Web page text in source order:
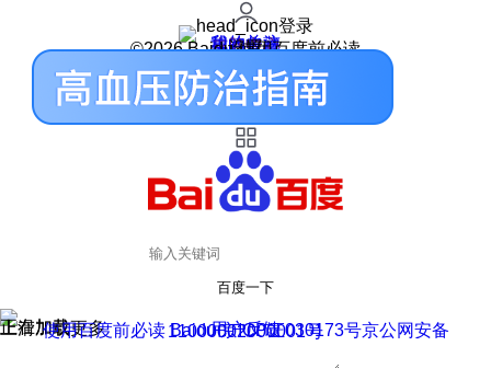
登录
我的关注
我的收藏
皮肤中心
用户反馈
设置
©2026 Baidu 使用百度前必读
百度一下
正在加载
上滑加载更多 用户反馈
使用百度前必读 Baidu 京ICP证030173号
京公网安备11000002000001号